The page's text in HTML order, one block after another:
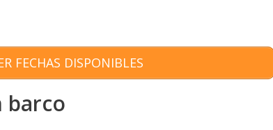
FECHAS DISPONIBLES
barco